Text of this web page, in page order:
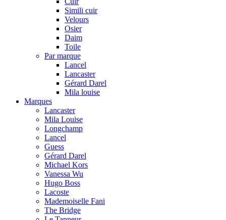
Simili cuir
Velours
Osier
Daim
Toile
Par marque
Lancel
Lancaster
Gérard Darel
Mila louise
Marques
Lancaster
Mila Louise
Longchamp
Lancel
Guess
Gérard Darel
Michael Kors
Vanessa Wu
Hugo Boss
Lacoste
Mademoiselle Fani
The Bridge